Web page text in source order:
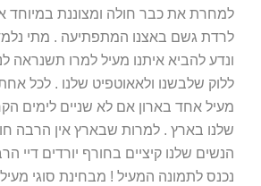
למחרת את כבר חולה ומצוננת במיוחד
לרדת גשם באצנו המתפתיעה . מתי
ונדע להביא איתנו מעיל למרו תשנראה
ללוק שלבשנו ולאאוטפיט שלנו . לכל
מעיל אחד בארון אם לא שניים לימים
שלנו בארץ . למרות שבארץ אין הרבה
הנשים שלנו קיציים בחורף יורדים דיי
נכנס לתמונה המעיל ! מבחינת סוגי